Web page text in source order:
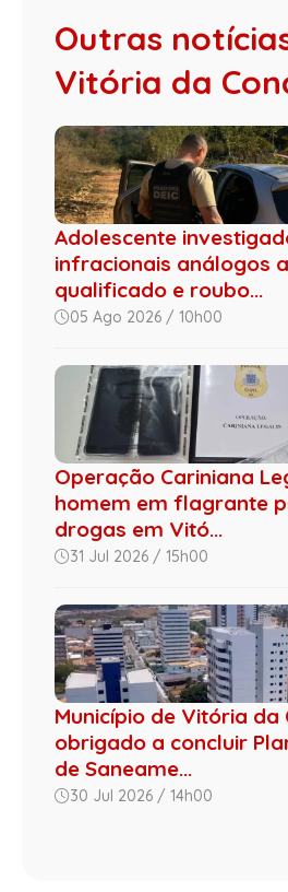
Outras
Vitória da
Adolescente
infracionais análogos
qualificado e roubo...
05 Ago 2026 / 10h00
Operação Cariniana
homem em flagrante
drogas em Vitó...
31 Jul 2026 / 15h00
Município de Vitória da
obrigado a concluir
de Saneame...
30 Jul 2026 / 14h00